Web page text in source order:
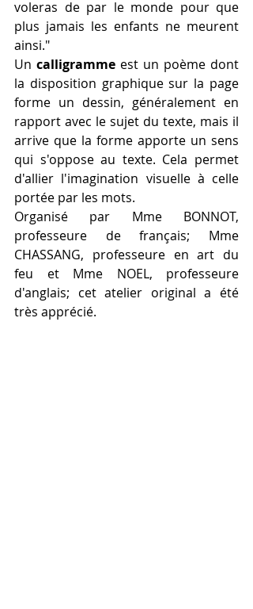
voleras de par le monde pour que
plus jamais les enfants ne meurent
ainsi."
Un calligramme est un poème dont
la disposition graphique sur la page
forme un dessin, généralement en
rapport avec le sujet du texte, mais il
arrive que la forme apporte un sens
qui s'oppose au texte. Cela permet
d'allier l'imagination visuelle à celle
portée par les mots.
Organisé par Mme BONNOT,
professeure de français; Mme
CHASSANG, professeure en art du
feu et Mme NOEL, professeure
d'anglais; cet atelier original a été
très apprécié.